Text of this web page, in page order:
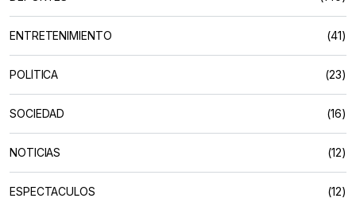
ENTRETENIMIENTO (41)
POLÍTICA (23)
SOCIEDAD (16)
NOTICIAS (12)
ESPECTACULOS (12)